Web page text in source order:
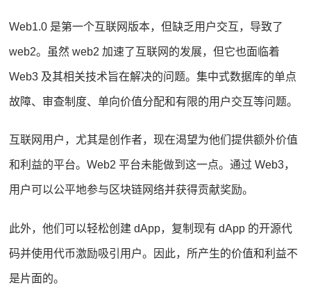
Web1.0 是第一个互联网版本，但缺乏用户交互，导致了
web2。虽然 web2 加速了互联网的发展，但它也面临着
Web3 及其相关技术旨在解决的问题。集中式数据库的单点
故障、审查制度、单向价值分配和有限的用户交互等问题。
互联网用户，尤其是创作者，现在渴望为他们提供额外价值
和利益的平台。Web2 平台未能做到这一点。通过 Web3，
用户可以公平地参与区块链网络并获得贡献奖励。
此外，他们可以轻松创建 dApp，复制现有 dApp 的开源代
码并使用代币激励吸引用户。因此，所产生的价值和利益不
是片面的。